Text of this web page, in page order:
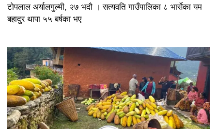
टोपलाल अर्यालगुल्मी, २७ भदौ । सत्यवति गाउँपालिका ८ भार्सेका यम
बहादुर थापा ५५ बर्षका भए